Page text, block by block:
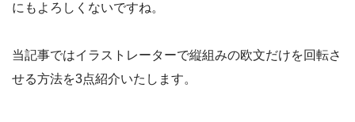
にもよろしくないですね。
当記事ではイラストレーターで縦組みの欧文だけを回転さ
せる方法を3点紹介いたします。